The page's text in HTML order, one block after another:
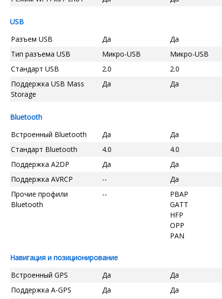
USB
Разъем USB
Да
Да
Тип разъема USB
Микро-USB
Микро-USB
Стандарт USB
2.0
2.0
Поддержка USB Mass
Storage
Да Да
Bluetooth
Встроенный Bluetooth
Да
Да
Стандарт Bluetooth
4.0
4.0
Поддержка A2DP
Да
Да
Поддержка AVRCP
--
Да
Прочие профили
Bluetooth
--
PBAP
GATT
HFP
OPP
PAN
Навигация и позиционирование
Встроенный GPS
Да
Да
Поддержка A-GPS
Да
Да